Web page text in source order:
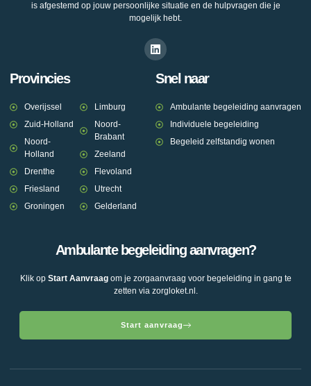
is afgestemd op jouw persoonlijke situatie en de hulpvragen die je
mogelijk hebt.
Provincies
Overijssel
Zuid-Holland
Noord-
Holland
Drenthe
Friesland
Groningen
Limburg
Noord-
Brabant
Zeeland
Flevoland
Utrecht
Gelderland
Snel naar
Ambulante begeleiding aanvragen
Individuele begeleiding
Begeleid zelfstandig wonen
Ambulante begeleiding aanvragen?
Klik op Start Aanvraagom je zorgaanvraag voor begeleiding in gang te
zetten via zorgloket.nl.
Start aanvraag